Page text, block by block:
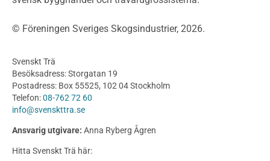
Bullerskärmar och andra utomhuskonstruktioner
Byggnation och utförande
Utförande
Produkter
Konstruktionsvirke
Konstruktionsvirke Behandlat
Konstruktionsvirke Fingerskarvat
© Föreningen Sveriges Skogsindustrier, 2026.
Svenskt Trä
Besöksadress: Storgatan 19
Postadress: Box 55525, 102 04 Stockholm
Telefon:08-762 72 60
info@svenskttra.se
Ansvarig utgivare: Anna Ryberg Ågren
Hitta Svenskt Trä här: